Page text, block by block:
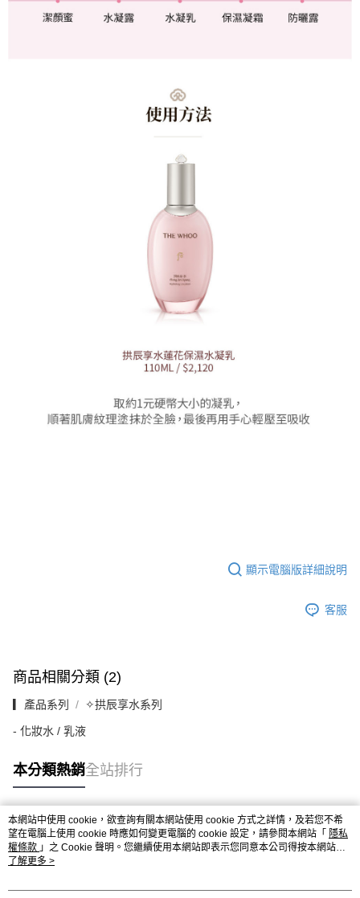
顯示電腦版詳細說明
客服
商品相關分類 (2)
▎產品系列 ✧拱辰享水系列
- 化妝水 / 乳液
本分類熱銷全站排行
熱門標籤
本網站中使用 cookie，欲查詢有關本網站使用 cookie 方式之詳情，及若您不希
望在電腦上使用 cookie 時應如何變更電腦的 cookie 設定，請參閱本網站「 隱私
權條款 」之 Cookie 聲明。您繼續使用本網站即表示您同意本公司得按本網站使
用條款之 Cookie 聲明使用 cookie。
了解更多 >